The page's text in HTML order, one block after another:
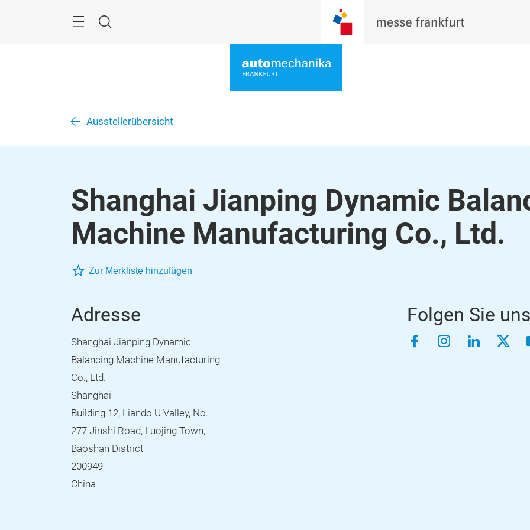
Suche
Ausstellerübersicht
Shanghai Jianping Dynamic
Machine Manufacturing Co., Ltd.
Zur Merkliste hinzufügen
Adresse
Shanghai Jianping Dynamic
Balancing Machine Manufacturing
Co., Ltd.
Shanghai
Building 12, Liando U Valley, No.
277 Jinshi Road, Luojing Town,
Baoshan District
200949
China
Folgen Sie uns
Facebook
Instagram
LinkedIn